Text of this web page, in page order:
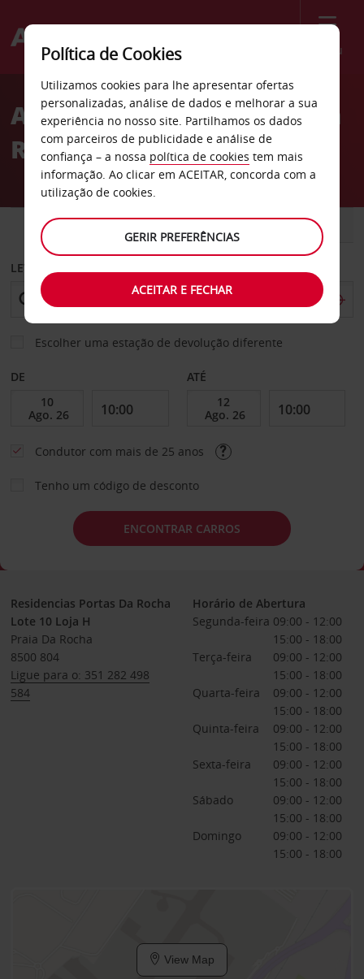
Menu
Welcome
AvisAluguer de carros Praia da
Rocha em Portimão
CARRO COMERCIAIS
LEVANTAR EM
Escolher uma estação de devolução diferente
DE ATÉ
Condutor com mais de 25 anos
Tenho um código de desconto
ENCONTRAR CARROS
Residencias Portas Da Rocha
Lote 10 Loja H
Praia Da Rocha
8500 804
Ligue para o: 351 282 498
584
Horário de Abertura
Segunda-feira 09:00 - 12:00
15:00 - 18:00
Terça-feira
09:00 - 12:00
15:00 - 18:00
Quarta-feira
09:00 - 12:00
15:00 - 18:00
Quinta-feira
09:00 - 12:00
15:00 - 18:00
Sexta-feira
09:00 - 12:00
15:00 - 18:00
Sábado
09:00 - 12:00
15:00 - 18:00
Domingo
09:00 - 12:00
15:00 - 18:00
View Map
Política de Cookies
Utilizamos cookies para lhe apresentar ofertas
personalizadas, análise de dados e melhorar a sua
experiência no nosso site. Partilhamos os dados
com parceiros de publicidade e análise de
confiança – a nossa política de cookies tem mais
informação. Ao clicar em ACEITAR, concorda com a
utilização de cookies.
GERIR PREFERÊNCIAS
ACEITAR E FECHAR